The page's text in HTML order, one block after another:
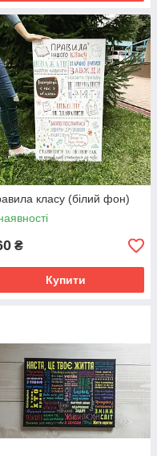
класу (білий фон)
₴
Купити